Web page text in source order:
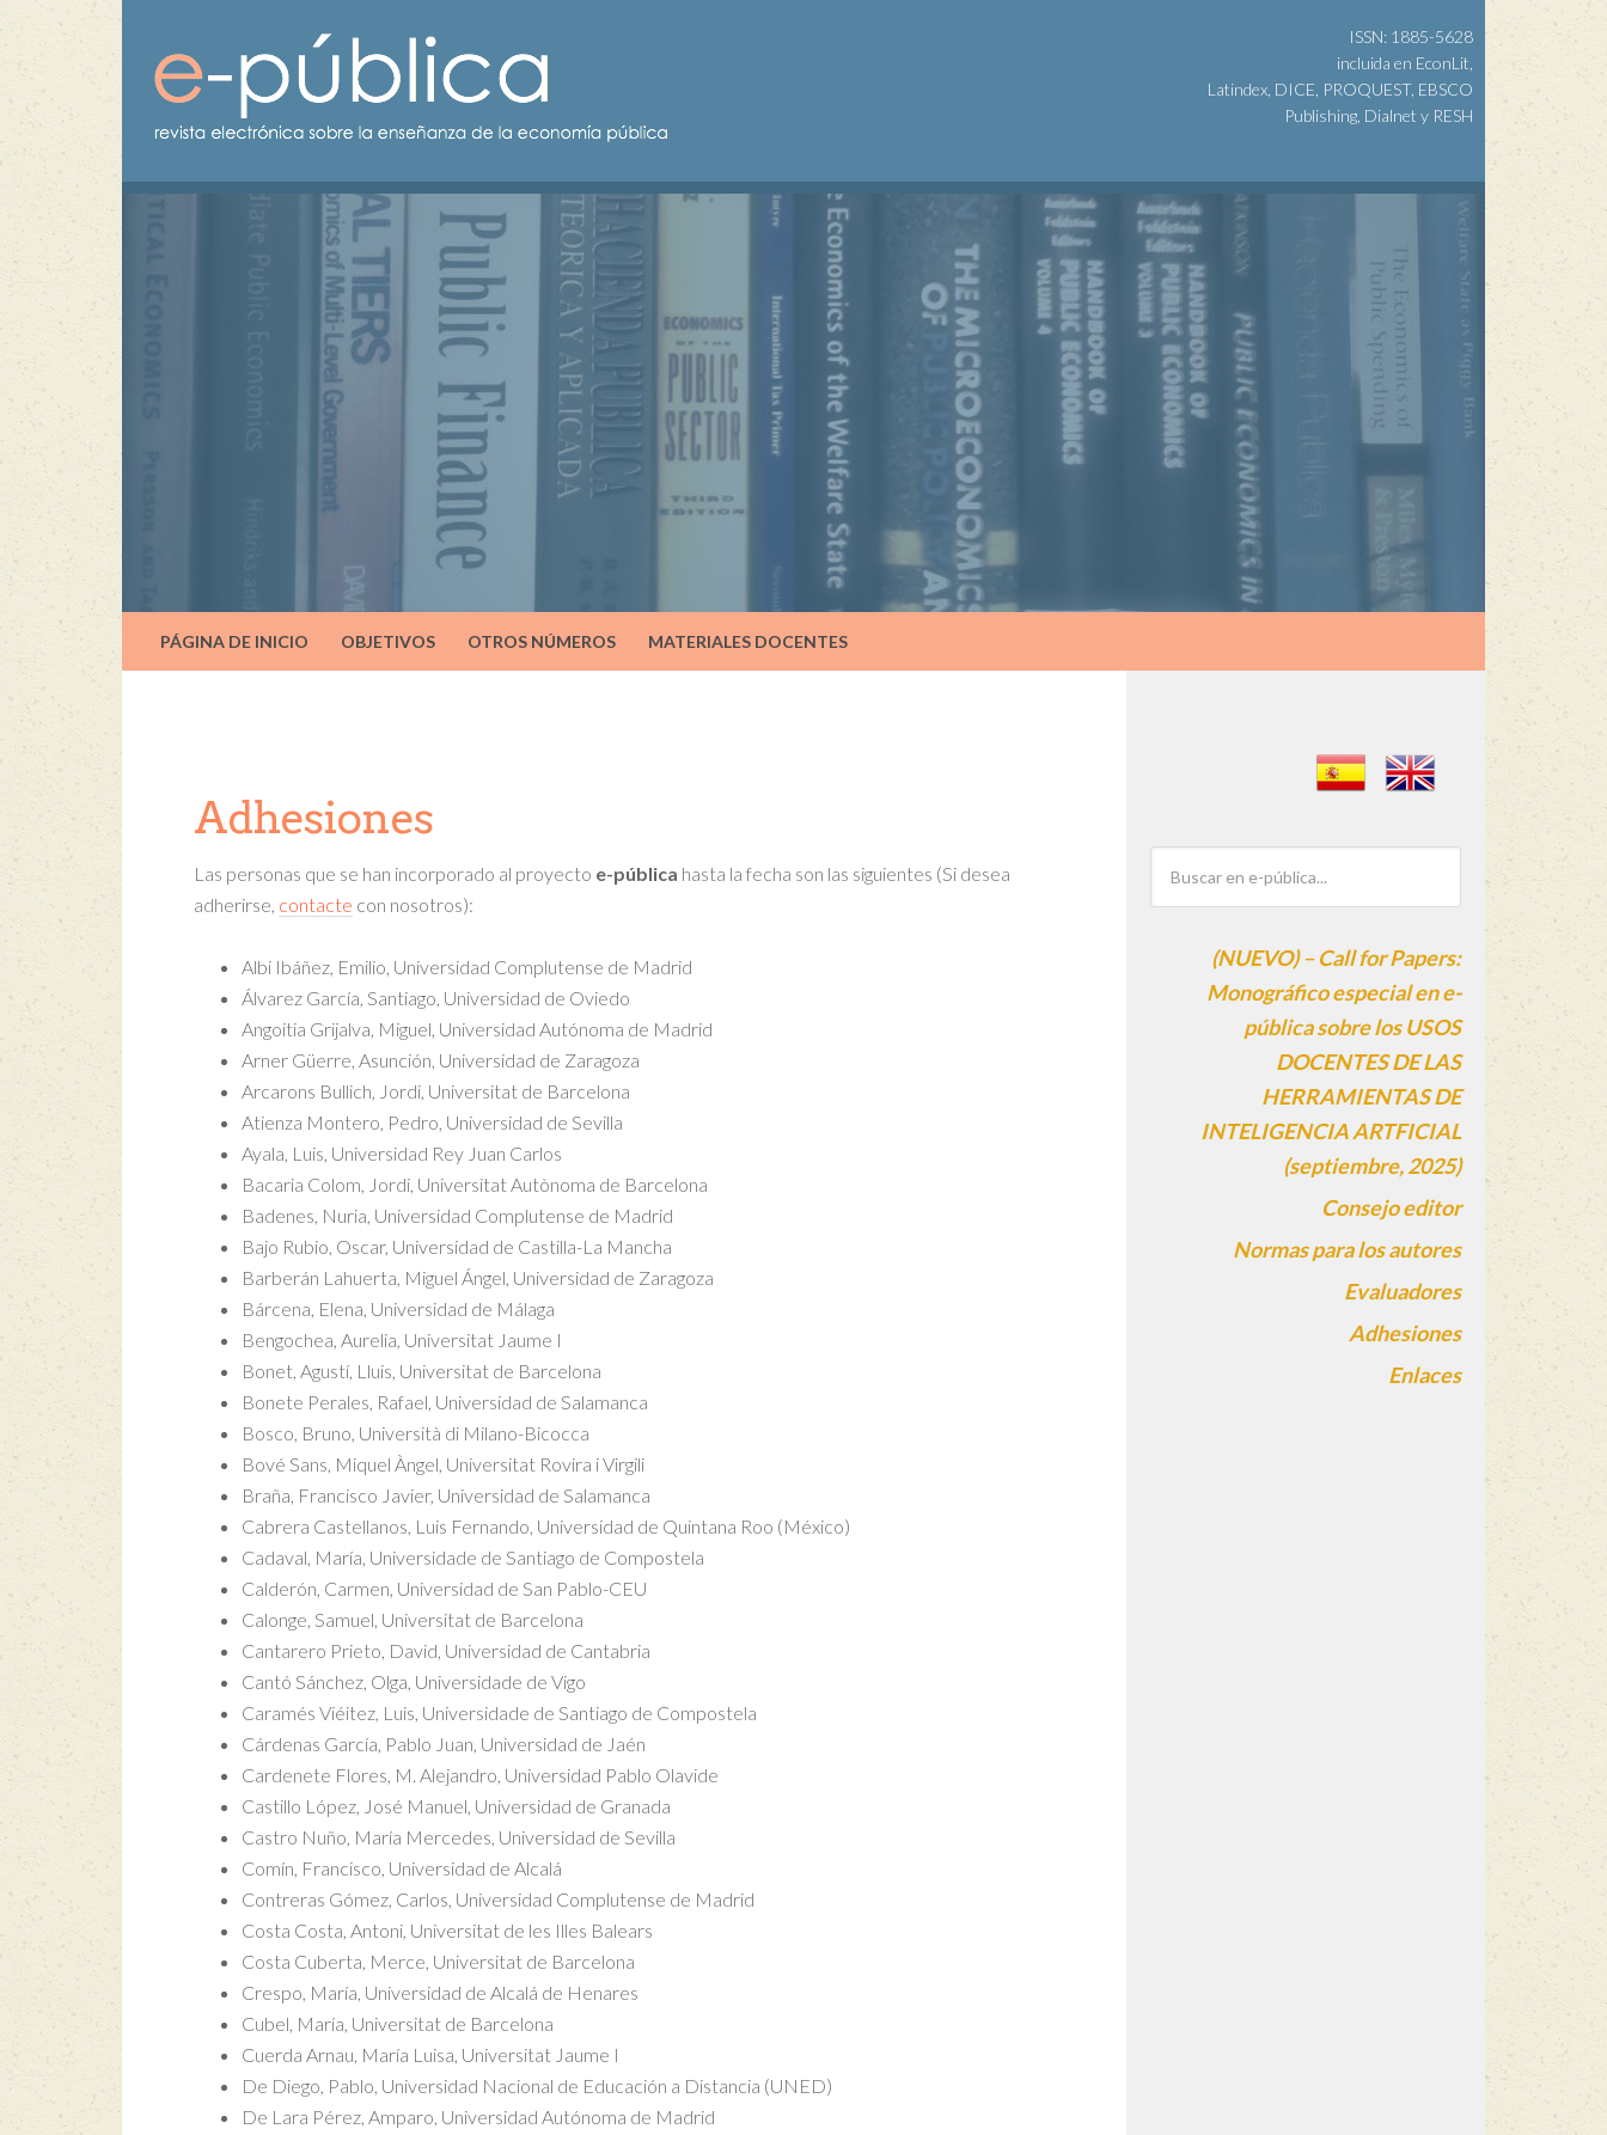
ISSN: 1885-5628
incluida en EconLit,
Latindex, DICE, PROQUEST, EBSCO
Publishing, Dialnet y RESH
PÁGINA DE INICIO OBJETIVOS OTROS NÚMEROS MATERIALES DOCENTES
Adhesiones
Las personas que se han incorporado al proyecto e-pública hasta la fecha son las siguientes (Si desea
adherirse, contacte con nosotros):
Albi Ibáñez, Emilio, Universidad Complutense de Madrid
Álvarez García, Santiago, Universidad de Oviedo
Angoitia Grijalva, Miguel, Universidad Autónoma de Madrid
Arner Güerre, Asunción, Universidad de Zaragoza
Arcarons Bullich, Jordi, Universitat de Barcelona
Atienza Montero, Pedro, Universidad de Sevilla
Ayala, Luis, Universidad Rey Juan Carlos
Bacaria Colom, Jordi, Universitat Autònoma de Barcelona
Badenes, Nuria, Universidad Complutense de Madrid
Bajo Rubio, Oscar, Universidad de Castilla-La Mancha
Barberán Lahuerta, Miguel Ángel, Universidad de Zaragoza
Bárcena, Elena, Universidad de Málaga
Bengochea, Aurelia, Universitat Jaume I
Bonet, Agustí, Lluis, Universitat de Barcelona
Bonete Perales, Rafael, Universidad de Salamanca
Bosco, Bruno, Università di Milano-Bicocca
Bové Sans, Miquel Àngel, Universitat Rovira i Virgili
Braña, Francisco Javier, Universidad de Salamanca
Cabrera Castellanos, Luis Fernando, Universidad de Quintana Roo (México)
Cadaval, María, Universidade de Santiago de Compostela
Calderón, Carmen, Universidad de San Pablo-CEU
Calonge, Samuel, Universitat de Barcelona
Cantarero Prieto, David, Universidad de Cantabria
Cantó Sánchez, Olga, Universidade de Vigo
Caramés Viéitez, Luis, Universidade de Santiago de Compostela
Cárdenas García, Pablo Juan, Universidad de Jaén
Cardenete Flores, M. Alejandro, Universidad Pablo Olavide
Castillo López, José Manuel, Universidad de Granada
Castro Nuño, María Mercedes, Universidad de Sevilla
Comín, Francisco, Universidad de Alcalá
Contreras Gómez, Carlos, Universidad Complutense de Madrid
Costa Costa, Antoni, Universitat de les Illes Balears
Costa Cuberta, Merce, Universitat de Barcelona
Crespo, María, Universidad de Alcalá de Henares
Cubel, María, Universitat de Barcelona
Cuerda Arnau, María Luisa, Universitat Jaume I
De Diego, Pablo, Universidad Nacional de Educación a Distancia (UNED)
De Lara Pérez, Amparo, Universidad Autónoma de Madrid
(NUEVO) – Call for Papers:
Monográfico especial en e-
pública sobre los USOS
DOCENTES DE LAS
HERRAMIENTAS DE
INTELIGENCIA ARTFICIAL
(septiembre, 2025)
Consejo editor
Normas para los autores
Evaluadores
Adhesiones
Enlaces